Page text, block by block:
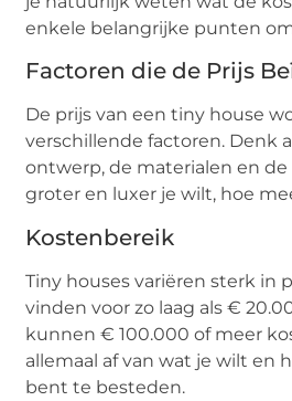
enkele belangrijke punten
Factoren die de Prijs
De prijs van een tiny house
verschillende factoren. Denk
ontwerp, de materialen en de
groter en luxer je wilt, hoe
Kostenbereik
Tiny houses variëren sterk in
vinden voor zo laag als €
kunnen € 100.000 of meer
allemaal af van wat je wilt en
bent te besteden.